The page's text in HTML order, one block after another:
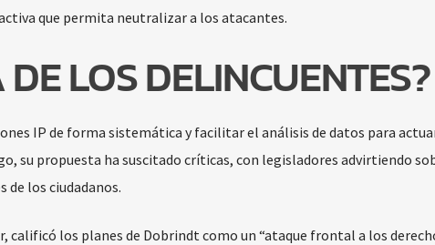
que permita neutralizar a los atacantes.
LOS DELINCUENTES?
IP de forma sistemática y facilitar el análisis de datos para
su propuesta ha suscitado críticas, con legisladores advirtiendo
de los ciudadanos.
calificó los planes de Dobrindt como un “ataque frontal a los